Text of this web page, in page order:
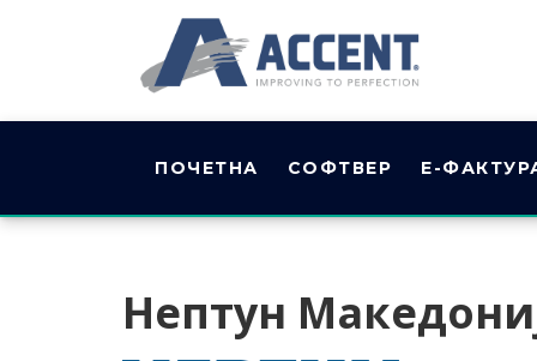
ПОЧЕТНА СОФТВЕР Е-
Нептун